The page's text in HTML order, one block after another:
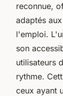
reconnue,
adaptés
l'emploi.
son
utilisateurs
rythme.
ceux ayant